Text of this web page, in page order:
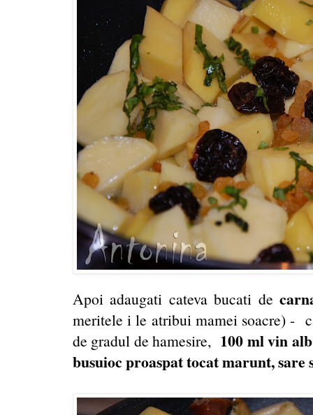
Apoi adaugati cateva bucati de
meritele i le atribui mamei soacre) -
de gradul de hamesire, 100 ml vin
busuioc proaspat tocat marunt,